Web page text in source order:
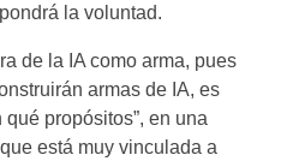
la voluntad.
de la IA como arma, pues
armas de IA, es
propósitos”, en una
está muy vinculada a